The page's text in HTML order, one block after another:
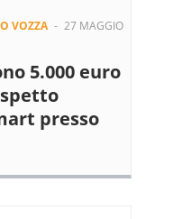
VOZZA - 27 MAGGIO
5.000 euro
presso